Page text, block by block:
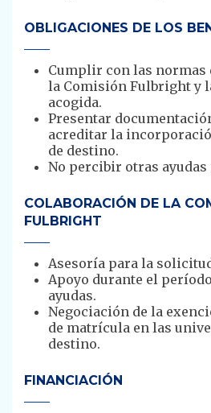
OBLIGACIONES DE LOS
Cumplir con las normas
la Comisión Fulbright y
acogida.
Presentar
acreditar la
de destino.
No percibir otras
COLABORACIÓN DE LA
FULBRIGHT
Asesoría para la
Apoyo durante el
ayudas.
Negociación de la
de matrícula en las
destino.
FINANCIACIÓN